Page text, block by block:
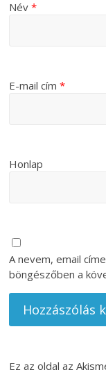
Név*
E-mail cím*
Honlap
A nevem, email
böngészőben a
Ez az oldal az